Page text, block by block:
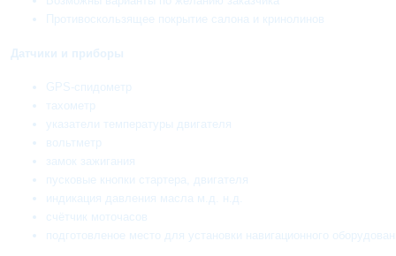
Противоскользящее покрытие салона и кринолинов
Датчики и приборы
GPS-спидометр
тахометр
указатели температуры двигателя
вольтметр
замок зажигания
пусковые кнопки стартера, двигателя
индикация давления масла м.д. н.д.
счётчик моточасов
подготовленое место для установки навигационного